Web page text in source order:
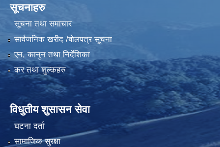
सूचनाहरु
सूचना तथा समाचार
सार्वजनिक खरीद /बोलपत्र सूचना
एन, कानुन तथा निर्देशिका
कर तथा शुल्कहरु
विधुतीय शुसासन सेवा
घटना दर्ता
सामाजिक सुरक्षा